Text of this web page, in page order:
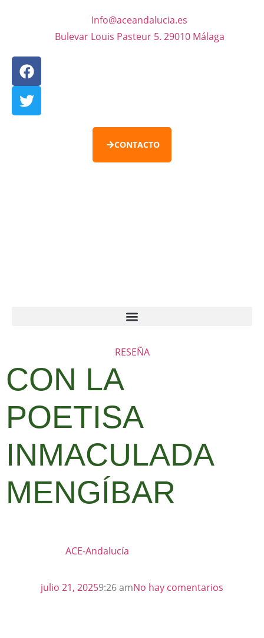
Info@aceandalucia.es
Bulevar Louis Pasteur 5. 29010 Málaga
CONTACTO
RESEÑA
CON LA
POETISA
INMACULADA
MENGÍBAR
ACE-Andalucía
julio 21, 20259:26 amNo hay comentarios